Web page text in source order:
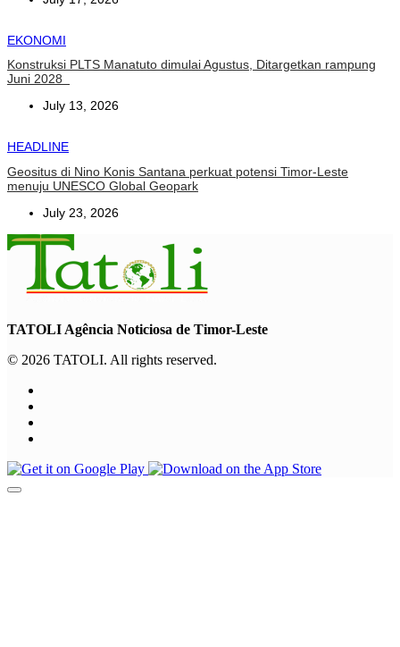
EKONOMI
Konstruksi PLTS Manatuto dimulai Agustus, Ditargetkan rampung
Juni 2028
July 13, 2026
HEADLINE
Geositus di Nino Konis Santana perkuat potensi Timor-Leste
menuju UNESCO Global Geopark
July 23, 2026
TATOLI Agência Noticiosa de Timor-Leste
© 2026 TATOLI. All rights reserved.